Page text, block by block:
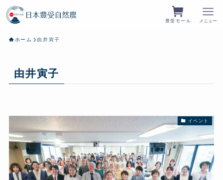
豊受モール メニュー
ホーム 由井寅子
由井寅子
イベント